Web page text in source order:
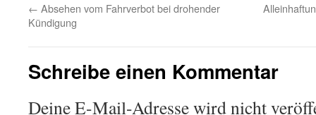
← Absehen vom Fahrverbot bei drohender
Kündigung
Schreibe einen Kommentar
Deine E-Mail-Adresse wird nicht